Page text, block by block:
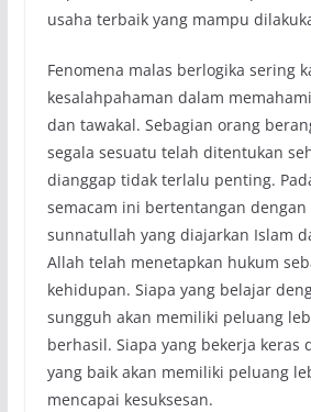
usaha terbaik yang mampu
Fenomena malas berlogika sering
kesalahpahaman dalam
dan tawakal. Sebagian orang
segala sesuatu telah ditentukan
dianggap tidak terlalu penting.
semacam ini bertentangan
sunnatullah yang diajarkan Islam
Allah telah menetapkan hukum
kehidupan. Siapa yang belajar
sungguh akan memiliki peluang
berhasil. Siapa yang bekerja keras
yang baik akan memiliki peluang
mencapai kesuksesan.